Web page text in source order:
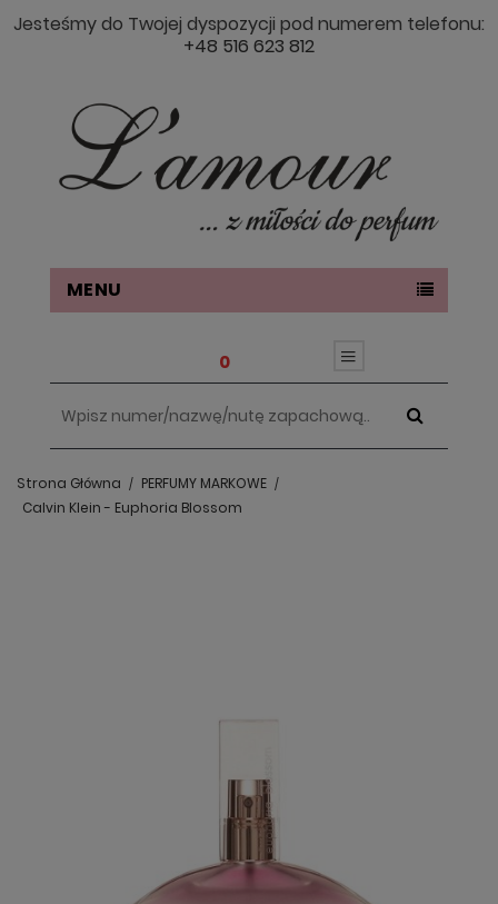
Jesteśmy do Twojej dyspozycji pod numerem telefonu:
+48 516 623 812
MENU
0
Strona Główna
PERFUMY MARKOWE
Calvin Klein - Euphoria Blossom